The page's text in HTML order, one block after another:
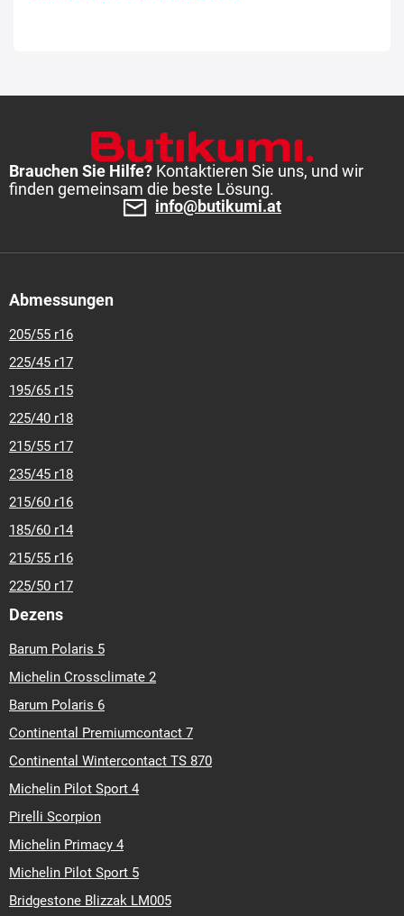
Brauchen Sie Hilfe? Kontaktieren Sie uns, und wir
finden gemeinsam die beste Lösung.
info@butikumi.at
Abmessungen
205/55 r16
225/45 r17
195/65 r15
225/40 r18
215/55 r17
235/45 r18
215/60 r16
185/60 r14
215/55 r16
225/50 r17
Dezens
Barum Polaris 5
Michelin Crossclimate 2
Barum Polaris 6
Continental Premiumcontact 7
Continental Wintercontact TS 870
Michelin Pilot Sport 4
Pirelli Scorpion
Michelin Primacy 4
Michelin Pilot Sport 5
Bridgestone Blizzak LM005